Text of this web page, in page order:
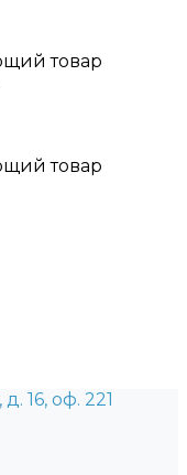
товар
товар
16, оф. 221